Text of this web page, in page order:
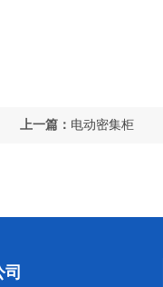
上一篇： 电动密集柜